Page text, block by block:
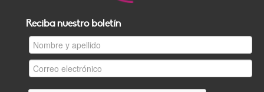
Reciba nuestro boletín